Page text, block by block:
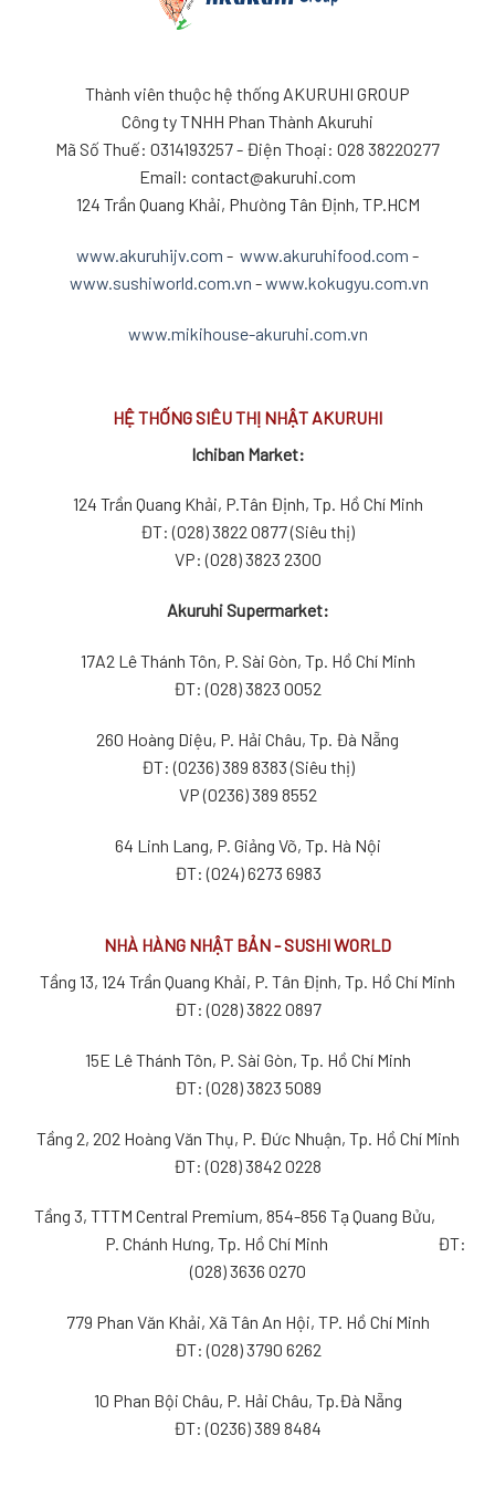
Thành viên thuộc hệ thống AKURUHI GROUP
Công ty TNHH Phan Thành Akuruhi
Mã Số Thuế: 0314193257 - Điện Thoại: 028 38220277
Email: contact@akuruhi.com
124 Trần Quang Khải, Phường Tân Định, TP.HCM
www.akuruhijv.com - www.akuruhifood.com -
www.sushiworld.com.vn -www.kokugyu.com.vn
www.mikihouse-akuruhi.com.vn
HỆ THỐNG SIÊU THỊ NHẬT AKURUHI
Ichiban Market:
124 Trần Quang Khải, P.Tân Định, Tp. Hồ Chí Minh
ĐT: (028) 3822 0877 (Siêu thị)
VP: (028) 3823 2300
Akuruhi Supermarket:
17A2 Lê Thánh Tôn, P. Sài Gòn, Tp. Hồ Chí Minh
ĐT: (028) 3823 0052
260 Hoàng Diệu, P. Hải Châu, Tp. Đà Nẵng
ĐT: (0236) 389 8383 (Siêu thị)
VP (0236) 389 8552
64 Linh Lang, P. Giảng Võ, Tp. Hà Nội
ĐT: (024) 6273 6983
NHÀ HÀNG NHẬT BẢN - SUSHI WORLD
Tầng 13, 124 Trần Quang Khải, P. Tân Định, Tp. Hồ Chí Minh
ĐT: (028) 3822 0897
15E Lê Thánh Tôn, P. Sài Gòn, Tp. Hồ Chí Minh
ĐT: (028) 3823 5089
Tầng 2, 202 Hoàng Văn Thụ, P. Đức Nhuận, Tp. Hồ Chí Minh
ĐT: (028) 3842 0228
Tầng 3, TTTM Central Premium, 854-856 Tạ Quang Bửu,
P. Chánh Hưng, Tp. Hồ Chí Minh ĐT:
(028) 3636 0270
779 Phan Văn Khải, Xã Tân An Hội, TP. Hồ Chí Minh
ĐT: (028) 3790 6262
10 Phan Bội Châu, P. Hải Châu, Tp.Đà Nẵng
ĐT: (0236) 389 8484